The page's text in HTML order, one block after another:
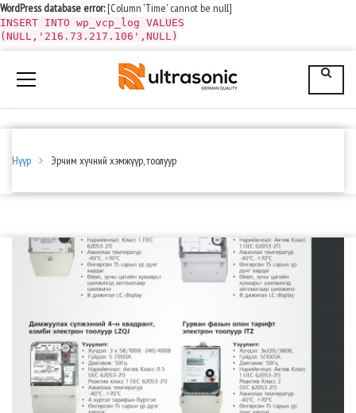
WordPress database error:[Column 'Time' cannot be null]
INSERT INTO wp_vcp_log VALUES
(NULL,'216.73.217.106',NULL)
Нүүр Эрчим хүчний хэмжүүр, тоолуур